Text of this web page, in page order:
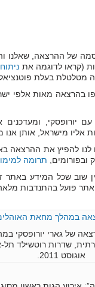
של ההרצאה, שאלנו
(קראו לדוגמה את
מטלטלת בעלת פוטנציאל
בהרצאה מאות אלפי
יורופסקי,
אליו מישראל, אותן
לנו להפיץ את ההרצאה
ובפורומים, תרומה
שוב שכל המידע
פועל בהתנדבות
של גארי יורופסקי
שדרות רוטשילד תל-
אוגוסט 2011.